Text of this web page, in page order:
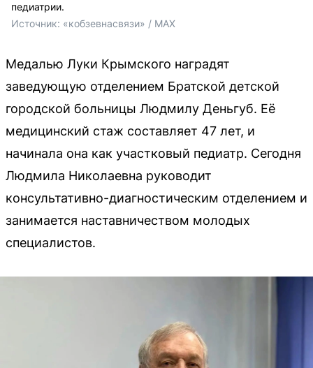
педиатрии.
Источник: «кобзевнасвязи» / MAX
Медалью Луки Крымского наградят
заведующую отделением Братской детской
городской больницы Людмилу Деньгуб. Её
медицинский стаж составляет 47 лет, и
начинала она как участковый педиатр. Сегодня
Людмила Николаевна руководит
консультативно-диагностическим отделением и
занимается наставничеством молодых
специалистов.